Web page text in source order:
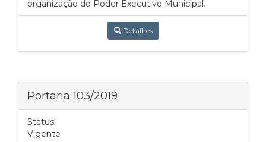
organização do Poder Executivo Municipal.
Detalhes
Portaria 103/2019
Status:
Vigente